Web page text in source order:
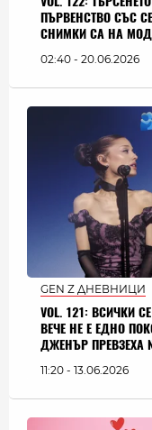
ПЪРВЕНСТВО СЪС
СНИМКИ СА НА
02:40 - 20.06.2026
GEN Z ДНЕВНИЦИ
VOL. 121: ВСИЧКИ
ВЕЧЕ НЕ Е ЕДНО
ДЖЕНЪР ПРЕВЗЕХА
11:20 - 13.06.2026